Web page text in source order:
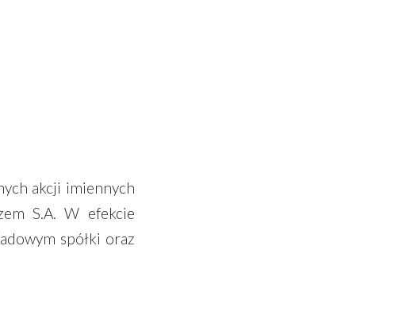
akcji imiennych
S.A. W efekcie
spółki oraz